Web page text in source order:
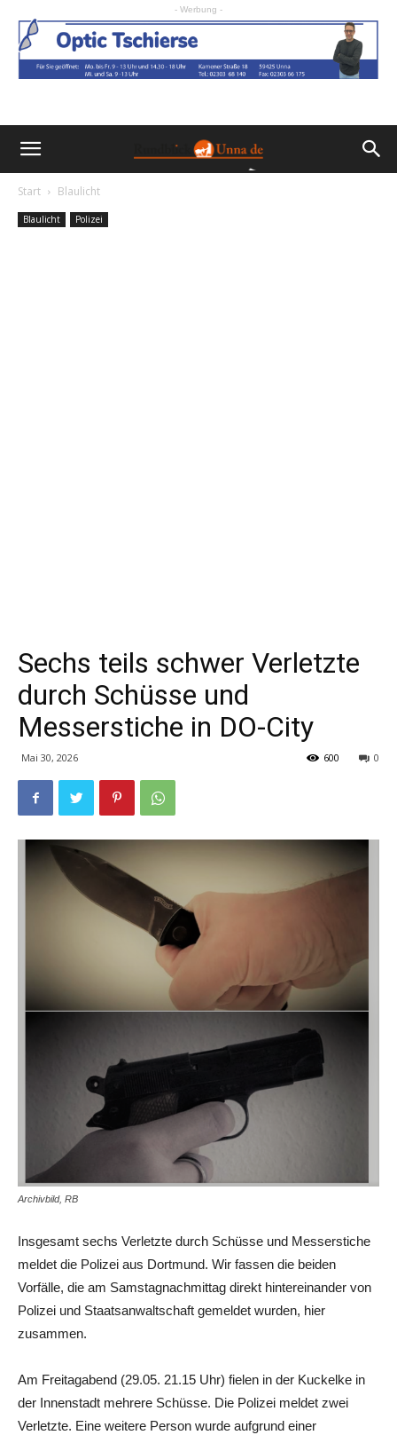
- Werbung -
Start Blaulicht
Blaulicht Polizei
Sechs teils schwer Verletzte
durch Schüsse und
Messerstiche in DO-City
Mai 30, 2026 0
600
Archivbild, RB
Insgesamt sechs Verletzte durch Schüsse und Messerstiche
meldet die Polizei aus Dortmund. Wir fassen die beiden
Vorfälle, die am Samstagnachmittag direkt hintereinander von
Polizei und Staatsanwaltschaft gemeldet wurden, hier
zusammen.
Am Freitagabend (29.05. 21.15 Uhr) fielen in der Kuckelke in
der Innenstadt mehrere Schüsse. Die Polizei meldet zwei
Verletzte. Eine weitere Person wurde aufgrund einer